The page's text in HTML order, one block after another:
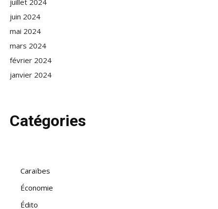
juillet 2024
juin 2024
mai 2024
mars 2024
février 2024
janvier 2024
Catégories
Caraïbes
Économie
Édito